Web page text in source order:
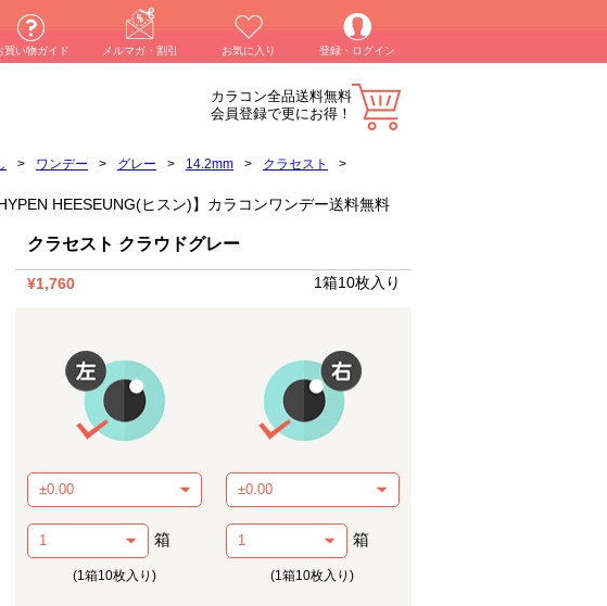
買い物ガイド メルマガ・割引 お気に入り 登録・ログイン
カラコン全品送料無料
会員登録で更にお得！
> ワンデー > グレー > 14.2mm > クラセスト
>
HEESEUNG(ヒスン)】カラコンワンデー送料無料
クラセスト クラウドグレー
¥1,760 1箱10枚入り
箱
(1箱10枚入り)
箱
(1箱10枚入り)